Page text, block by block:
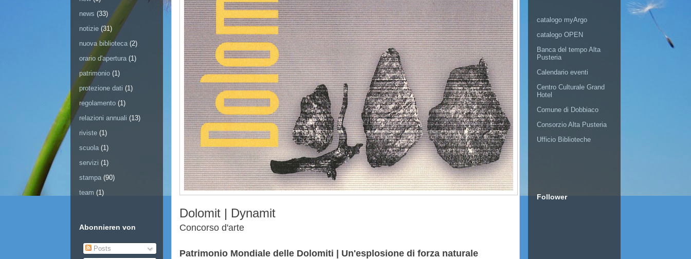
Dolomit | Dynamit
Concorso d'arte
Patrimonio Mondiale delle Dolomiti | Un'esplosione di forza naturale
news (33)
notizie (31)
nuova biblioteca (2)
orario d'apertura (1)
patrimonio (1)
protezione dati (1)
regolamento (1)
relazioni annuali (13)
riviste (1)
scuola (1)
servizi (1)
stampa (90)
team (1)
Abonnieren von
Posts
catalogo myArgo
catalogo OPEN
Banca del tempo Alta
Pusteria
Calendario eventi
Centro Culturale Grand
Hotel
Comune di Dobbiaco
Consorzio Alta Pusteria
Ufficio Biblioteche
Follower